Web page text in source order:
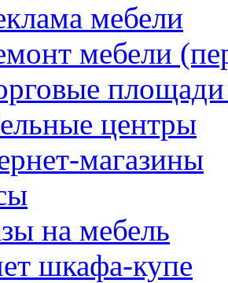
мебели
мебели
центры
магазины
на мебель
шкафа-купе